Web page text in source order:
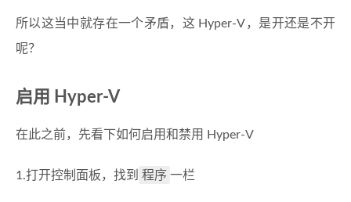
所以这当中就存在一个矛盾，这 Hyper-V，是开还是不开
呢？
启用 Hyper-V
在此之前，先看下如何启用和禁用 Hyper-V
1.打开控制面板，找到 程序 一栏